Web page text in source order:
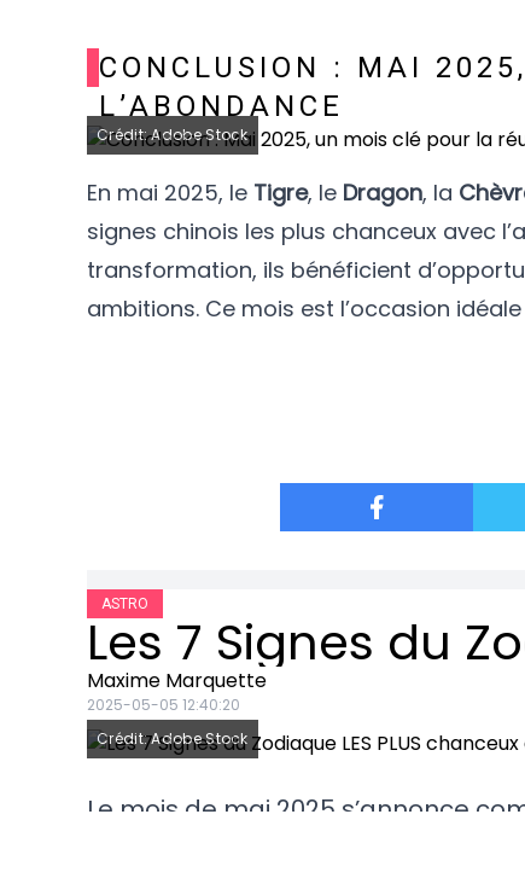
CONCLUSION : MAI
L’ABONDANCE
Crédit: Adobe Stock
En mai 2025, le Tigre, le Dragon, la
signes chinois les plus chanceux avec
transformation, ils bénéficient
ambitions. Ce mois est l’occasion
ASTRO
Maxime Marquette
2025-05-05 12:40:20
Crédit: Adobe Stock
Le mois de mai 2025 s’annonce